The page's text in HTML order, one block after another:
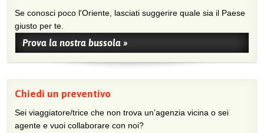
Se conosci poco l'Oriente, lasciati suggerire quale sia il Paese
giusto per te.
Prova la nostra bussola »
Chiedi un preventivo
Sei viaggiatore/trice che non trova un’agenzia vicina o sei
agente e vuoi collaborare con noi?